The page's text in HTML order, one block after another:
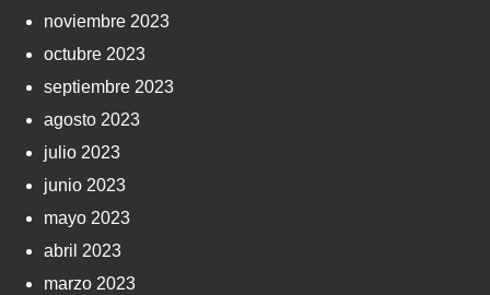
noviembre 2023
octubre 2023
septiembre 2023
agosto 2023
julio 2023
junio 2023
mayo 2023
abril 2023
marzo 2023